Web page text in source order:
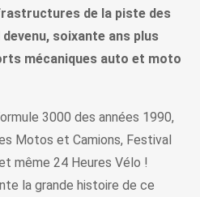
de la piste des
soixante ans plus
mécaniques auto et moto
3000 des années 1990,
Motos et Camions, Festival
même 24 Heures Vélo !
la grande histoire de ce